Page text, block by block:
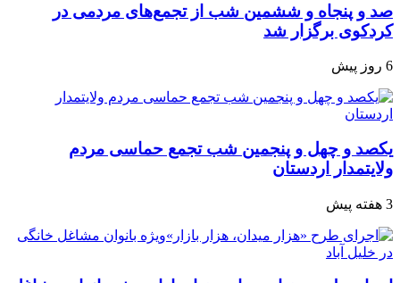
صد و پنجاه‌ و ششمین شب از تجمع‌های مردمی در
کردکوی برگزار شد
6 روز پیش
یکصد و چهل و پنجمین شب تجمع‌ حماسی مردم‌
ولایتمدار اردستان
3 هفته پیش